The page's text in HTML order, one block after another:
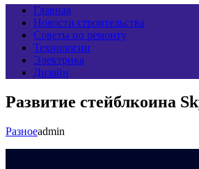
Главная
Новости строительства
Советы по ремонту
Технологии
Электрика
Дизайн
Развитие стейблкоина
Разноеadmin